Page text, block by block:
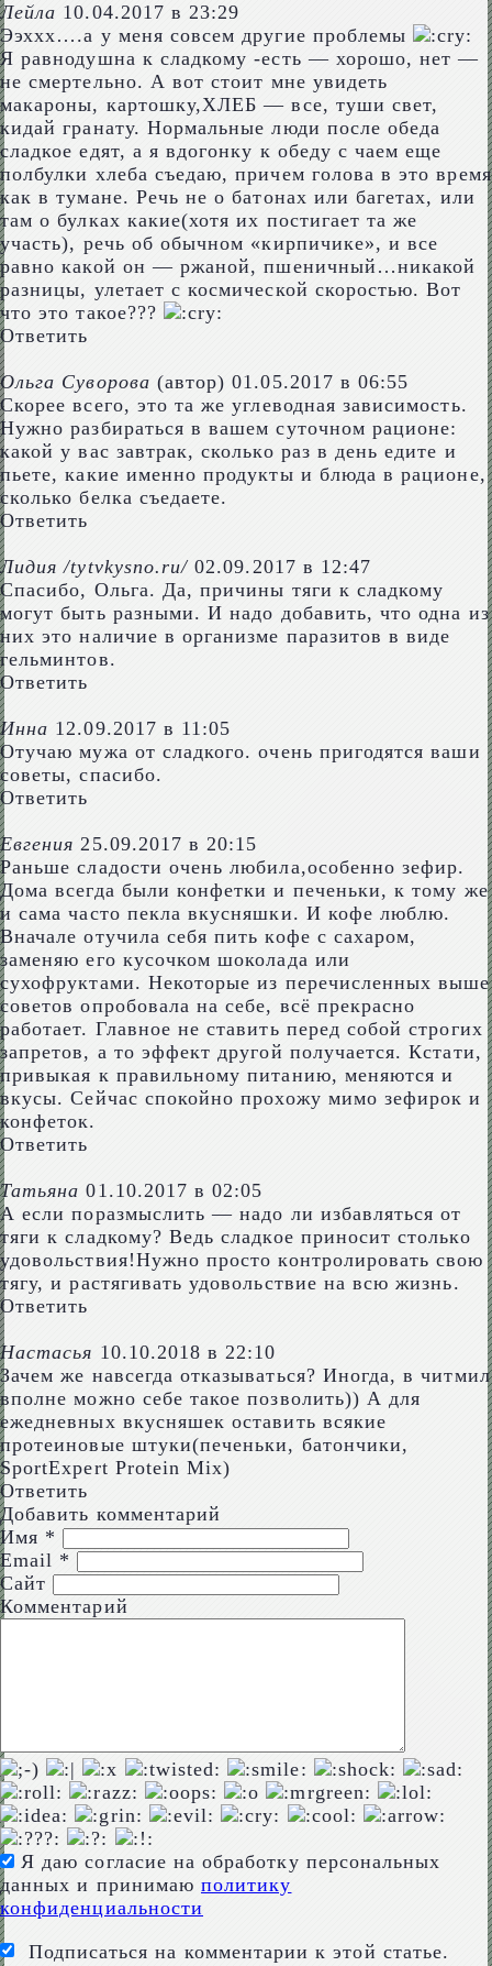
Лейла 10.04.2017 в 23:29
Ээххх….а у меня совсем другие проблемы
Я равнодушна к сладкому -есть — хорошо, нет —
не смертельно. А вот стоит мне увидеть
макароны, картошку,ХЛЕБ — все, туши свет,
кидай гранату. Нормальные люди после обеда
сладкое едят, а я вдогонку к обеду с чаем еще
полбулки хлеба съедаю, причем голова в это время
как в тумане. Речь не о батонах или багетах, или
там о булках какие(хотя их постигает та же
участь), речь об обычном «кирпичике», и все
равно какой он — ржаной, пшеничный…никакой
разницы, улетает с космической скоростью. Вот
что это такое???
Ответить
Ольга Суворова (автор) 01.05.2017 в 06:55
Скорее всего, это та же углеводная зависимость.
Нужно разбираться в вашем суточном рационе:
какой у вас завтрак, сколько раз в день едите и
пьете, какие именно продукты и блюда в рационе,
сколько белка съедаете.
Ответить
Лидия /tytvkysno.ru/ 02.09.2017 в 12:47
Спасибо, Ольга. Да, причины тяги к сладкому
могут быть разными. И надо добавить, что одна из
них это наличие в организме паразитов в виде
гельминтов.
Ответить
Инна 12.09.2017 в 11:05
Отучаю мужа от сладкого. очень пригодятся ваши
советы, спасибо.
Ответить
Евгения 25.09.2017 в 20:15
Раньше сладости очень любила,особенно зефир.
Дома всегда были конфетки и печеньки, к тому же
и сама часто пекла вкусняшки. И кофе люблю.
Вначале отучила себя пить кофе с сахаром,
заменяю его кусочком шоколада или
сухофруктами. Некоторые из перечисленных выше
советов опробовала на себе, всё прекрасно
работает. Главное не ставить перед собой строгих
запретов, а то эффект другой получается. Кстати,
привыкая к правильному питанию, меняются и
вкусы. Сейчас спокойно прохожу мимо зефирок и
конфеток.
Ответить
Татьяна 01.10.2017 в 02:05
А если поразмыслить — надо ли избавляться от
тяги к сладкому? Ведь сладкое приносит столько
удовольствия!Нужно просто контролировать свою
тягу, и растягивать удовольствие на всю жизнь.
Ответить
Настасья 10.10.2018 в 22:10
Зачем же навсегда отказываться? Иногда, в читмил
вполне можно себе такое позволить)) А для
ежедневных вкусняшек оставить всякие
протеиновые штуки(печеньки, батончики,
SportExpert Protein Mix)
Ответить
Добавить комментарий
Имя *
Email *
Сайт
Комментарий
Я даю согласие на обработку персональных
данных и принимаюполитику
конфиденциальности
Подписаться на комментарии к этой статье.